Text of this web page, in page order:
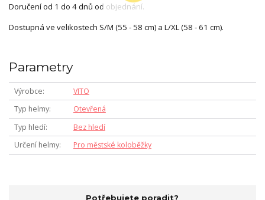
Doručení od 1 do 4 dnů od objednání.
Dostupná ve velikostech S/M (55 - 58 cm) a L/XL (58 - 61 cm).
Parametry
Výrobce
VITO
Typ helmy
Otevřená
Typ hledí
Bez hledí
Určení helmy
Pro městské koloběžky
Potřebujete poradit?